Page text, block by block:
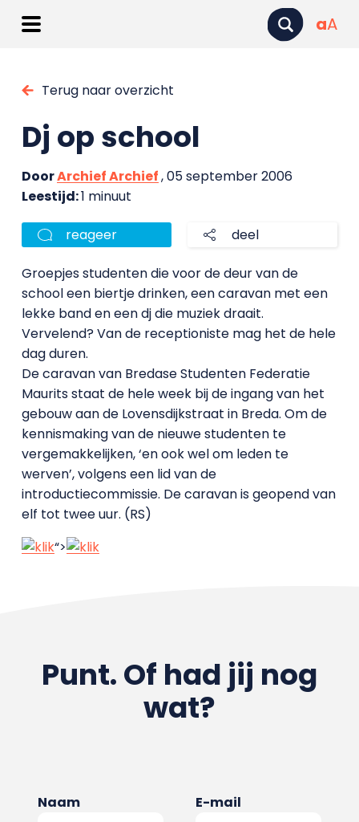
aA
Terug naar overzicht
Dj op school
DoorArchief Archief, 05 september 2006
Leestijd:1 minuut
reageer deel
Groepjes studenten die voor de deur van de
school een biertje drinken, een caravan met een
lekke band en een dj die muziek draait.
Vervelend? Van de receptioniste mag het de hele
dag duren.
De caravan van Bredase Studenten Federatie
Maurits staat de hele week bij de ingang van het
gebouw aan de Lovensdijkstraat in Breda. Om de
kennismaking van de nieuwe studenten te
vergemakkelijken, ‘en ook wel om leden te
werven’, volgens een lid van de
introductiecommissie. De caravan is geopend van
elf tot twee uur. (RS)
“>
Punt. Of had jij nog
wat?
Naam E-mail